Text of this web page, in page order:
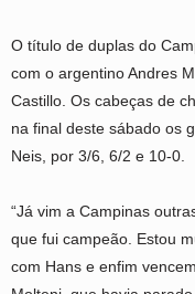
O título de duplas do
com o argentino Andres
Castillo. Os cabeças de
na final deste sábado os
Neis, por 3/6, 6/2 e 10-0.
“Já vim a Campinas
que fui campeão. Estou
com Hans e enfim